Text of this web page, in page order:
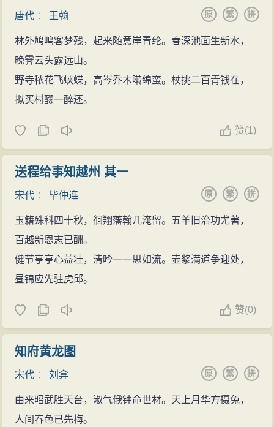
唐代 ： 王翰 拼
繁
原
林外鸠鸣客梦残，起来随意岸青纶。春深池面生新水，
晚霁云头露远山。
野寺秾花飞蛱蝶，高岑乔木啭绵蛮。杖挑二百青钱在，
拟买村醪一醉还。
赞(1)
送程给事知越州 其一
宋代 ：毕仲连 拼
繁
原
玉籍殊科四十秋，徊翔藩翰几淹留。五羊旧治功尤著，
百越新恩志已酬。
健节亭亭心益壮，清吟一一思如流。壶浆满道争迎处，
昼锦应先驻虎邱。
赞(0)
知府黄龙图
宋代 ：刘弇 拼
繁
原
由来昭武胜天台，淑气俄钟命世材。天上月华方摄兔，
人间春色已先梅。